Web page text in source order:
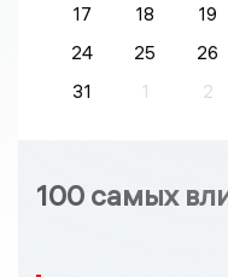
17 18 19
24
25 26
31
1 2
100 самых